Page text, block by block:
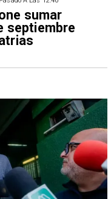
sumar
septiembre